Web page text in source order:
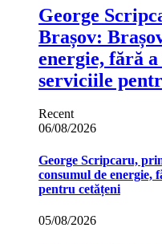
George
Brașov:
energie, fără
serviciile
Recent
06/08/2026
George Scripcaru,
consumul de energie,
pentru cetățeni
05/08/2026